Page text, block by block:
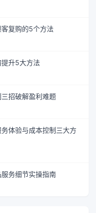
复购的5个方法
升5大方法
招破解盈利难题
体验与成本控制三大方
务细节实操指南